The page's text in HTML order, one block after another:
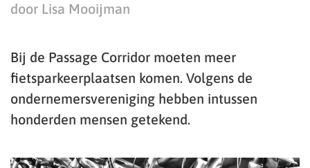
door Lisa Mooijman
Bij de Passage Corridor moeten meer
fietsparkeerplaatsen komen. Volgens de
ondernemersvereniging hebben intussen
honderden mensen getekend.